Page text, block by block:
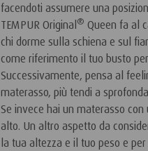
facendoti assumere una
TEMPUR Original ® Queen fa al
chi dorme sulla schiena e sul
come riferimento il tuo busto
Successivamente, pensa al
materasso, più tendi a
Se invece hai un materasso
alto. Un altro aspetto da
la tua altezza e il tuo peso e